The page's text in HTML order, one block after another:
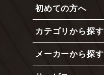
初めての方へ
Arch-LOGとは？
メリットと機能
カテゴリから探す
内部仕上
メーカーから探す